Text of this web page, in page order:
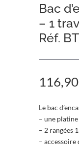
Bac
– 1
Réf.
116,90
Le bac
– une
– 2 rangées
–